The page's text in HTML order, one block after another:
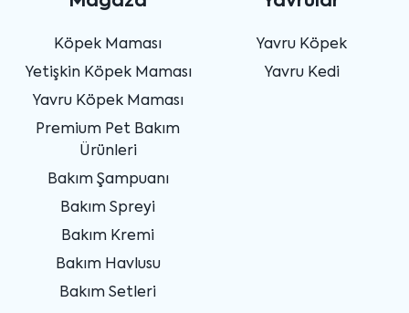
Köpek Maması
Yetişkin Köpek Maması
Yavru Köpek Maması
Premium Pet Bakım
Ürünleri
Bakım Şampuanı
Bakım Spreyi
Bakım Kremi
Bakım Havlusu
Bakım Setleri
Yavru Köpek
Yavru Kedi